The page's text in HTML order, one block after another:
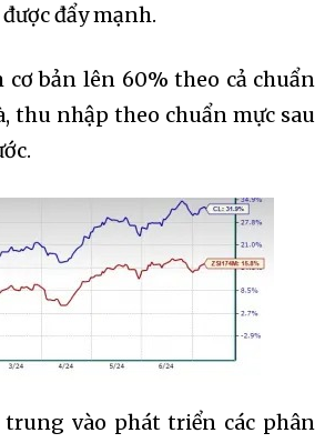
đẩy mạnh.
bản lên 60% theo cả chuẩn
thu nhập theo chuẩn mực sau
vào phát triển các phân